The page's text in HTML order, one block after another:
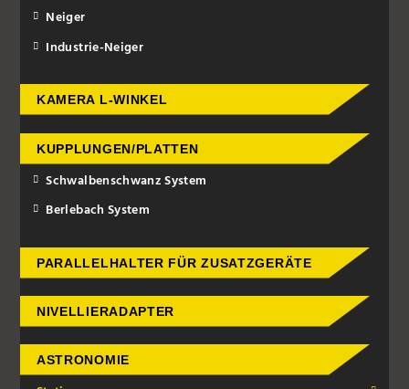
Neiger
Industrie-Neiger
KAMERA L-WINKEL
KUPPLUNGEN/PLATTEN
Schwalbenschwanz System
Berlebach System
PARALLELHALTER FÜR ZUSATZGERÄTE
NIVELLIERADAPTER
ASTRONOMIE